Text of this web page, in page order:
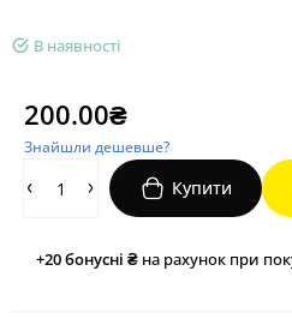
В наявності
200.00₴
Знайшли дешевше?
Купити
+20бонусні ₴ на рахунок при